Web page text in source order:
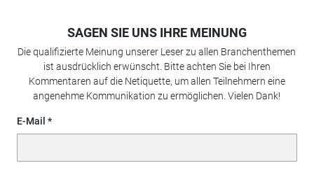
SAGEN SIE UNS IHRE MEINUNG
Die qualifizierte Meinung unserer Leser zu allen Branchenthemen
ist ausdrücklich erwünscht. Bitte achten Sie bei Ihren
Kommentaren auf die Netiquette, um allen Teilnehmern eine
angenehme Kommunikation zu ermöglichen. Vielen Dank!
E-Mail